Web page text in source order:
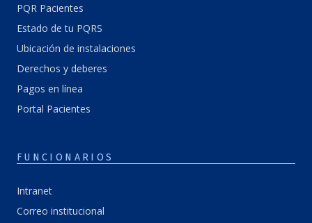
PQR Pacientes
Estado de tu PQRS
Ubicación de instalaciones
Derechos y deberes
Pagos en línea
Portal Pacientes
FUNCIONARIOS
Intranet
Correo institucional